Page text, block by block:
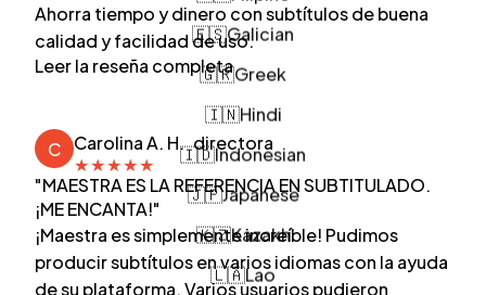
🇪🇸Galician
🇬🇷Greek
🇮🇳Hindi
🇮🇩Indonesian
🇯🇵Japanese
🇰🇿Kazakh
🇱🇦Lao
Ahorra tiempo y dinero con subtítulos de buena
calidad y facilidad de uso.
Leer la reseña completa
C Carolina A. H. directora
★★★★★
"MAESTRA ES LA REFERENCIA EN SUBTITULADO.
¡ME ENCANTA!"
¡Maestra es simplemente increíble! Pudimos
producir subtítulos en varios idiomas con la ayuda
de su plataforma. Varios usuarios pudieron